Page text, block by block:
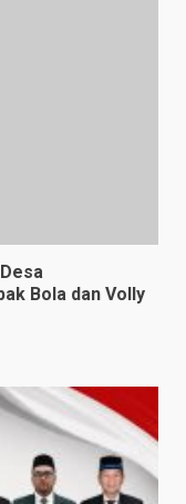
Bola dan Volly